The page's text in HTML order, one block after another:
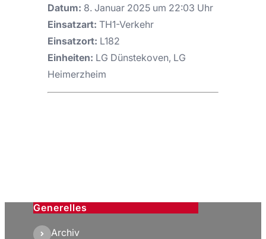
Datum: 8. Januar 2025 um 22:03 Uhr
Einsatzart: TH1-Verkehr
Einsatzort: L182
Einheiten: LG Dünstekoven, LG
Heimerzheim
Generelles
Archiv